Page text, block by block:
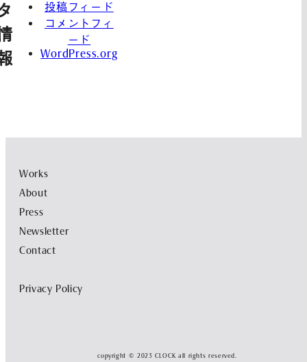
投稿フィード
コメントフィ
ード
WordPress.org
Works
About
Press
Newsletter
Contact
Privacy Policy
copyright © 2023 CLOCK all rights reserved.